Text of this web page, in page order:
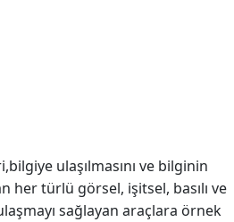
ulaşılmasını ve bilginin
her türlü görsel, işitsel, basılı ve
sağlayan araçlara örnek